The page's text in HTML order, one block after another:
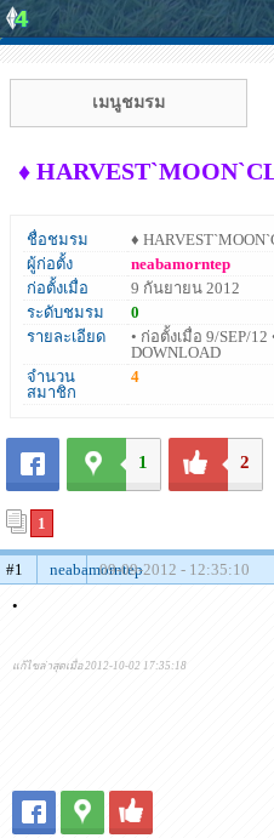
เมนูชมรม
♦
ชื่อชมรม
♦
ผู้ก่อตั้ง
neabamorntep
ก่อตั้งเมื่อ
9 กันยายน 2012
ระดับชมรม
0
รายละเอียด
• ก่อตั้งเมื่อ 9/SEP/
DOWNLOAD
จำนวน
สมาชิก
4
1 2
1
#1 neabamorntep09-09-2012 - 12:35:10
•
แก้ไขล่าสุดเมื่อ 2012-10-02 17:35:18